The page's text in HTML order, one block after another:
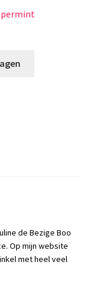
de Bezige Boo
Op mijn website
met heel veel